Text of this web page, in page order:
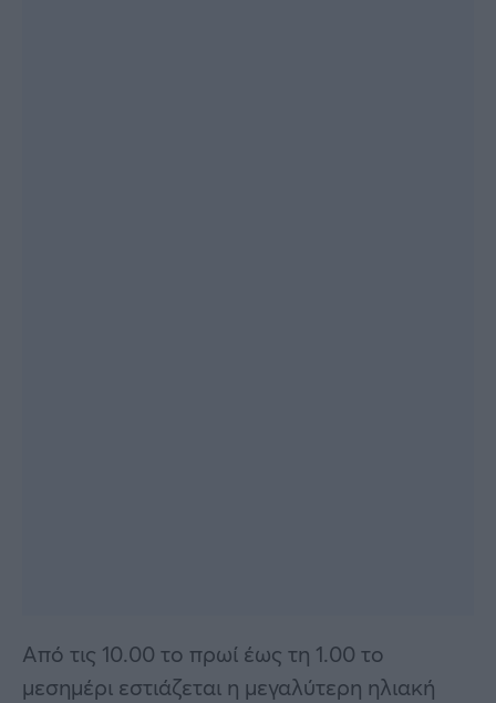
Από τις 10.00 το πρωί έως τη 1.00 το
μεσημέρι εστιάζεται η μεγαλύτερη ηλιακή